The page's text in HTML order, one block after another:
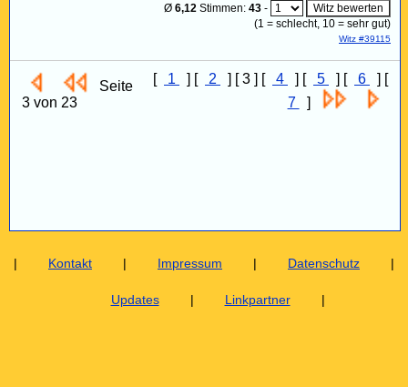
Ø 6,12 Stimmen: 43 -
(1 = schlecht, 10 = sehr gut)
Witz #39115
Seite
3 von 23
[ 1 ] [ 2 ] [ 3 ] [ 4 ] [ 5 ] [ 6
] [
7
]
| Kontakt | Impressum | Datenschutz |
Updates | Linkpartner |